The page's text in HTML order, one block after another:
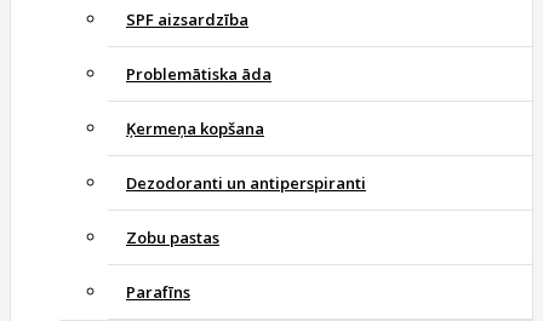
SPF aizsardzība
Problemātiska āda
Ķermeņa kopšana
Dezodoranti un antiperspiranti
Zobu pastas
Parafīns